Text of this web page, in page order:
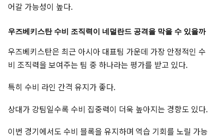
어갈 가능성이 높다.
우즈베키스탄 수비 조직력이 네덜란드 공격을 막을 수 있을까
우즈베키스탄은 최근 아시아 대표팀 가운데 가장 안정적인 수
비 조직력을 보여주는 팀 중 하나라는 평가를 받고 있다.
특히 수비 라인 간격 유지가 좋다.
상대가 강팀일수록 수비 집중력이 더욱 높아지는 경향도 있다.
이번 경기에서도 수비 블록을 유지하며 역습 기회를 노릴 가능